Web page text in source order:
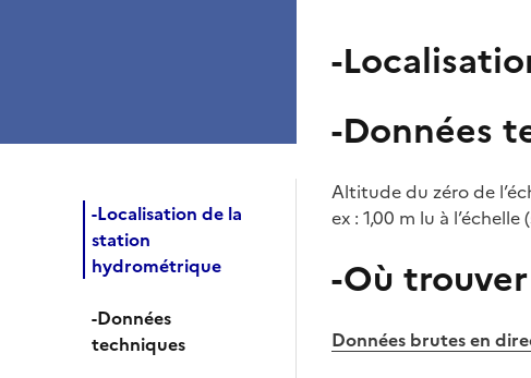
-Localisation de la
station
hydrométrique
-Données
techniques
-
-Données
Altitude du zéro de
ex : 1,00 m lu à
-Où
Données brutes en